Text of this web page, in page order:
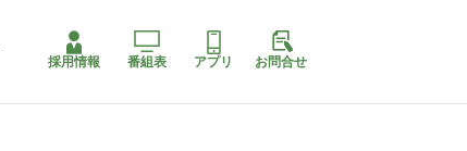
採用情報 番組表 アプリ お問合せ